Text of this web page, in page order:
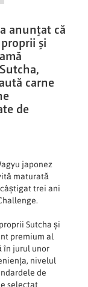
anunțat că
și
carne
de
japonez
maturată
trei ani
Sutcha și
premium al
în jurul unor
nivelul
de
selectat